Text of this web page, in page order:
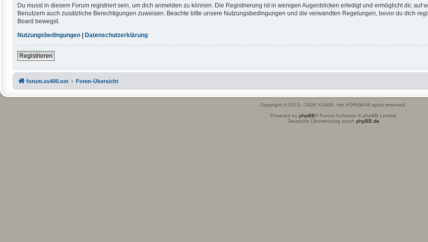
Du musst in diesem Forum registriert sein, um dich anmelden zu können. Die Registrierung ist in wenigen Augenblicken erledigt und ermöglicht dir,
Benutzern auch zusätzliche Berechtigungen zuweisen. Beachte bitte unsere Nutzungsbedingungen und die verwandten Regelungen, bevor du dich
Board bewegst.
Nutzungsbedingungen | Datenschutzerklärung
Registrieren
forum.xs400.net Foren-Übersicht
Copyright © 2013 - 2026 XS400 .net FORUM All rights reserved.
Powered by phpBB® Forum Software © phpBB Limited
Deutsche Übersetzung durch phpBB.de